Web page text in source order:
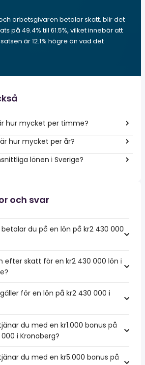
arbetsgivaren betalar skatt, blir det
på 49.4% till 61.5%, vilket innebär att
är 12.1% högre än vad det
hur mycket per timme?
hur mycket per år?
lönen i Sverige?
och svar
du på en lön på kr2 430 000
efter skatt för en kr2 430 000 lön i
för en lön på kr2 430 000 i
du med en kr1.000 bonus på
i Kronoberg?
du med en kr5.000 bonus på